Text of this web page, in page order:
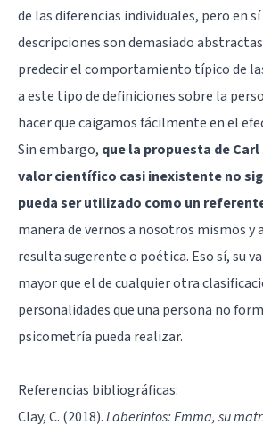
de las diferencias individuales, pero en
descripciones son demasiado
predecir el comportamiento típico de
a este tipo de definiciones sobre la
hacer que caigamos fácilmente en el
Sin embargo, que la propuesta de
valor científico casi inexistente no
pueda ser utilizado como un
manera de vernos a nosotros mismos y
resulta sugerente o poética. Eso sí, su
mayor que el de cualquier otra
personalidades que una persona no
psicometría pueda realizar.
Referencias bibliográficas:
Clay, C. (2018).Laberintos: Emma, su